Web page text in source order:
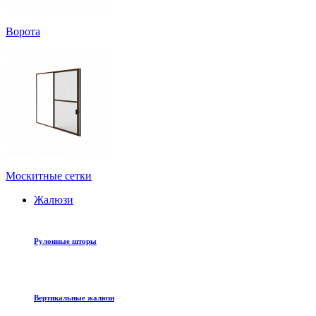
Ворота
Москитные сетки
Жалюзи
Рулонные шторы
Вертикальные жалюзи